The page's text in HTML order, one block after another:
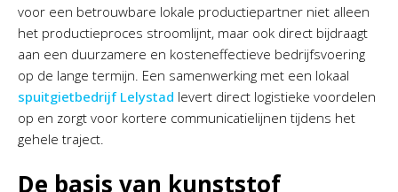
voor een betrouwbare lokale productiepartner niet alleen
het productieproces stroomlijnt, maar ook direct bijdraagt
aan een duurzamere en kosteneffectieve bedrijfsvoering
op de lange termijn. Een samenwerking met een lokaal
spuitgietbedrijf Lelystad levert direct logistieke voordelen
op en zorgt voor kortere communicatielijnen tijdens het
gehele traject.
De basis van kunststof